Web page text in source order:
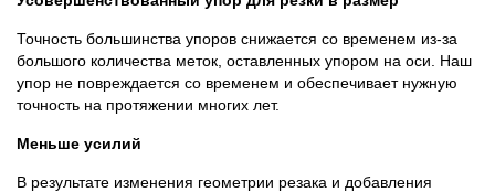
Точность большинства упоров снижается со временем из-за
большого количества меток, оставленных упором на оси. Наш
упор не повреждается со временем и обеспечивает нужную
точность на протяжении многих лет.
Меньше усилий
В результате изменения геометрии резака и добавления